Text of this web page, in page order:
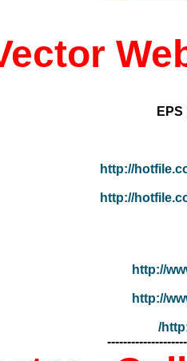
http://
http://
http://
http://